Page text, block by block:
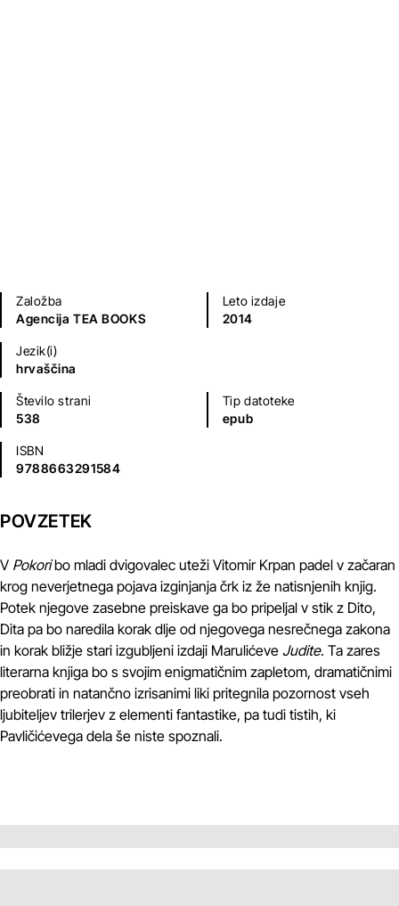
Založba
Agencija TEA BOOKS
Leto izdaje
2014
Jezik(i)
hrvaščina
Število strani
538
Tip datoteke
epub
ISBN
9788663291584
POVZETEK
V Pokoribo mladi dvigovalec uteži Vitomir Krpan padel v začaran
krog neverjetnega pojava izginjanja črk iz že natisnjenih knjig.
Potek njegove zasebne preiskave ga bo pripeljal v stik z Dito,
Dita pa bo naredila korak dlje od njegovega nesrečnega zakona
in korak bližje stari izgubljeni izdaji Marulićeve Judite. Ta zares
literarna knjiga bo s svojim enigmatičnim zapletom, dramatičnimi
preobrati in natančno izrisanimi liki pritegnila pozornost vseh
ljubiteljev trilerjev z elementi fantastike, pa tudi tistih, ki
Pavličićevega dela še niste spoznali.